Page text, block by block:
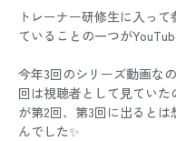
トレーナー研修生に入って
ていることの一つが
今年3回のシリーズ動画な
回は視聴者として見てい
が第2回、第3回に出ると
んでした✨